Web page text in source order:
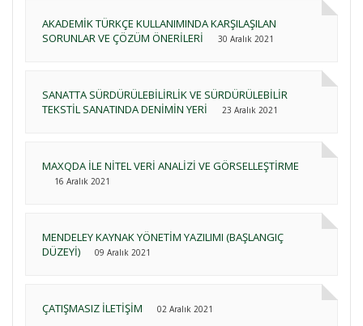
AKADEMİK TÜRKÇE KULLANIMINDA KARŞILAŞILAN
SORUNLAR VE ÇÖZÜM ÖNERİLERİ
30 Aralık 2021
SANATTA SÜRDÜRÜLEBİLİRLİK VE SÜRDÜRÜLEBİLİR
TEKSTİL SANATINDA DENİMİN YERİ
23 Aralık 2021
MAXQDA İLE NİTEL VERİ ANALİZİ VE GÖRSELLEŞTİRME
16 Aralık 2021
MENDELEY KAYNAK YÖNETİM YAZILIMI (BAŞLANGIÇ
DÜZEYİ)
09 Aralık 2021
ÇATIŞMASIZ İLETİŞİM 02 Aralık 2021